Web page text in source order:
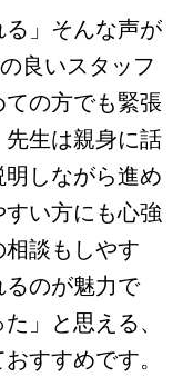
る」そんな声が
良いスタッフ
の方でも緊張
生は親身に話
しながら進め
い方にも心強
談もしやす
るのが魅力で
」と思える、
すすめです。